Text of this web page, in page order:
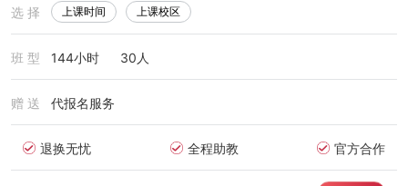
选 择 上课时间 上课校区
班 型 144小时 30人
赠 送 代报名服务
退换无忧 全程助教 官方合作